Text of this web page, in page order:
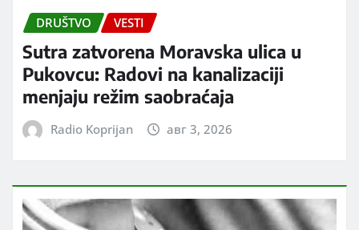
DRUŠTVO VESTI
Sutra zatvorena Moravska ulica u
Pukovcu: Radovi na kanalizaciji
menjaju režim saobraćaja
Radio Koprijan авг 3, 2026